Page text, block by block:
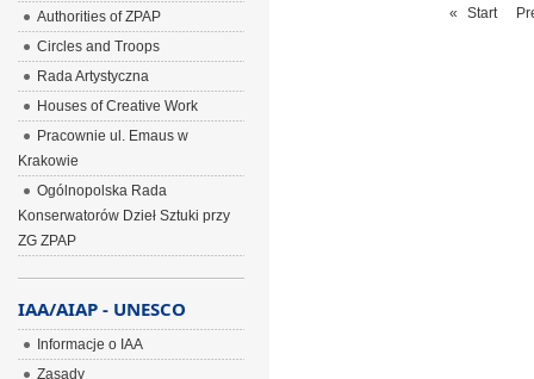
« Start
Authorities of ZPAP
Circles and Troops
Rada Artystyczna
Houses of Creative Work
Pracownie ul. Emaus w
Krakowie
Ogólnopolska Rada
Konserwatorów Dzieł Sztuki przy
ZG ZPAP
IAA/AIAP - UNESCO
Informacje o IAA
Zasady